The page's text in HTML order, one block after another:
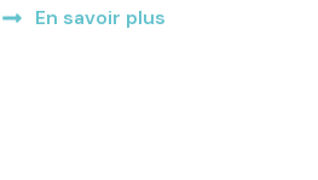
En savoir plus